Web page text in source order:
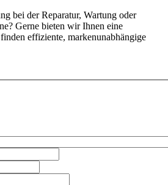
bei der Reparatur, Wartung oder
Gerne bieten wir Ihnen eine
effiziente, markenunabhängige